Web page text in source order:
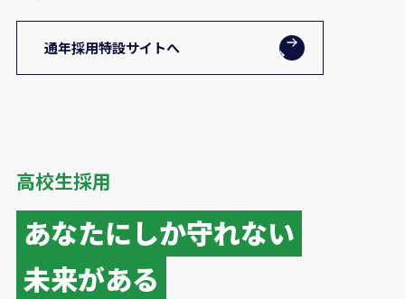
通年採用特設サイトへ
高校生採用
あなたにしか守れない
未来がある